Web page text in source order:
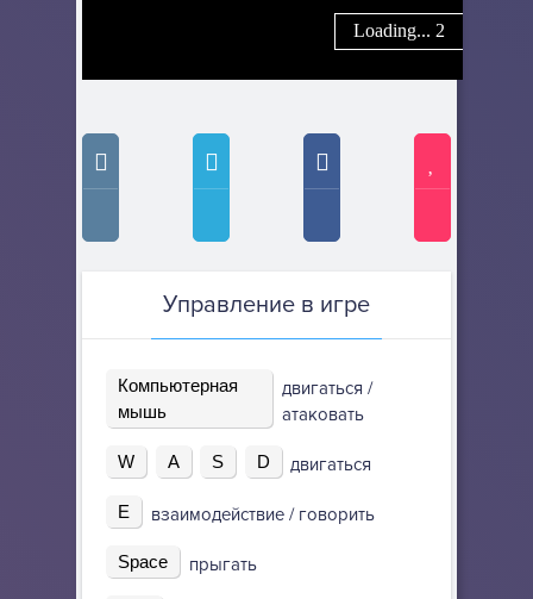
Управление в игре
Компьютерная
мышь
двигаться /
атаковать
W A S D двигаться
E взаимодействие / говорить
Space прыгать